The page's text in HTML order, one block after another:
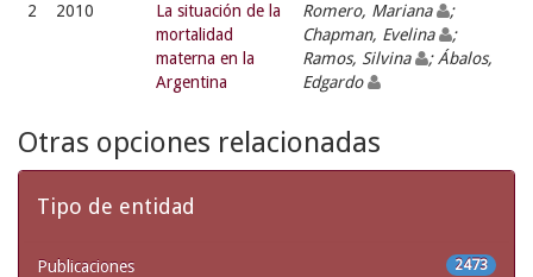
2 2010
La situación de la
mortalidad
materna en la
Argentina
Romero, Mariana
;
Chapman, Evelina
;
Ramos, Silvina
; Ábalos,
Edgardo
Otras opciones relacionadas
Tipo de entidad
2473
Publicaciones